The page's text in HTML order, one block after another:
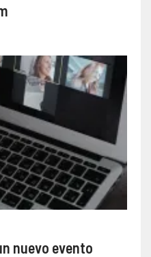
nuevo evento